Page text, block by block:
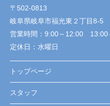
〒502-0813
岐阜県岐阜市福光東２丁目8-5
営業時間： 9:00～12:00 13:00
定休日： 水曜日
トップページ
スタッフ